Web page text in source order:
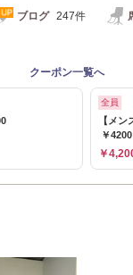
ブログ 247件
クーポン一覧へ
全員
【メ
￥4200
￥